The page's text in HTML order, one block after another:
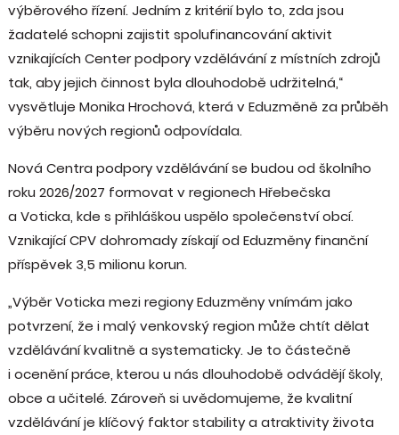
výběrového řízení. Jedním z kritérií bylo to, zda jsou
žadatelé schopni zajistit spolufinancování aktivit
vznikajících Center podpory vzdělávání z místních zdrojů
tak, aby jejich činnost byla dlouhodobě udržitelná,“
vysvětluje Monika Hrochová, která v Eduzměně za průběh
výběru nových regionů odpovídala.
Nová Centra podpory vzdělávání se budou od školního
roku 2026/2027 formovat v regionech Hřebečska
a Voticka, kde s přihláškou uspělo společenství obcí.
Vznikající CPV dohromady získají od Eduzměny finanční
příspěvek 3,5 milionu korun.
„Výběr Voticka mezi regiony Eduzměny vnímám jako
potvrzení, že i malý venkovský region může chtít dělat
vzdělávání kvalitně a systematicky. Je to částečně
i ocenění práce, kterou u nás dlouhodobě odvádějí školy,
obce a učitelé. Zároveň si uvědomujeme, že kvalitní
vzdělávání je klíčový faktor stability a atraktivity života